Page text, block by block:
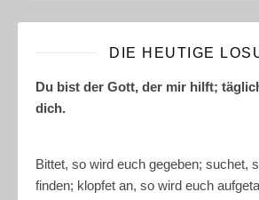
DIE HEUTIGE
Du bist der Gott, der mir hilft;
dich.
Bittet, so wird euch gegeben; suchet,
finden; klopfet an, so wird euch